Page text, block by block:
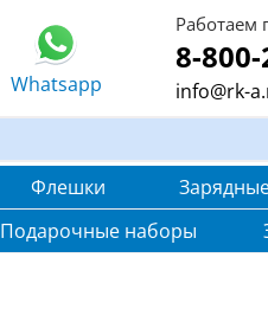
Whatsapp
Работаем
8-
info@rk-
Флешки
Подарочные наборы